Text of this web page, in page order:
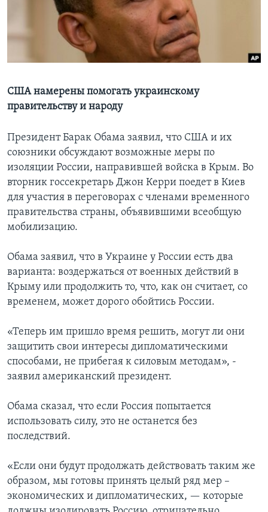
Learning English
СОЦИАЛЬНЫЕ СЕТИ
Языки
США намерены помогать украинскому
правительству и народу
Президент Барак Обама заявил, что США и их
союзники обсуждают возможные меры по
изоляции России, направившей войска в Крым. Во
вторник госсекретарь Джон Керри поедет в Киев
для участия в переговорах с членами временного
правительства страны, объявившими всеобщую
мобилизацию.
Обама заявил, что в Украине у России есть два
варианта: воздержаться от военных действий в
Крыму или продолжить то, что, как он считает, со
временем, может дорого обойтись России.
«Теперь им пришло время решить, могут ли они
защитить свои интересы дипломатическими
способами, не прибегая к силовым методам», -
заявил американский президент.
Обама сказал, что если Россия попытается
использовать силу, это не останется без
последствий.
«Если они будут продолжать действовать таким же
образом, мы готовы принять целый ряд мер –
экономических и дипломатических, — которые